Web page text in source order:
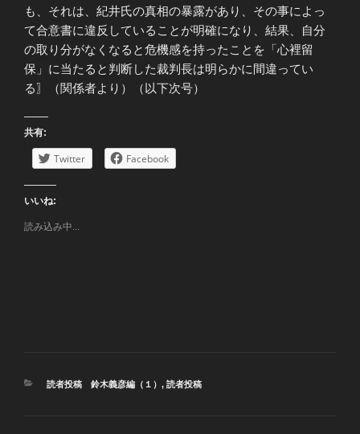
も、それは、紀井氏の真相の暴露があり、その事によっ
て合意書に違反していることが明確になり、結果、自分
の取り分がなくなると危機感を持ったことを「心裡留
保」に当たると判断した裁判長は明らかに間違ってい
る〗（関係者より）（以下次号）
共有:
Twitter Facebook
いいね:
読み込み中...
カ
読者投稿 鈴木義彦編（１） , 読者投稿